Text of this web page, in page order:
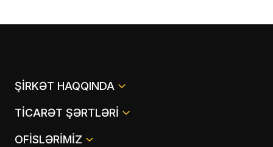
ŞIRKƏT HAQQINDA
TICARƏT ŞƏRTLƏRI
OFISLƏRIMIZ